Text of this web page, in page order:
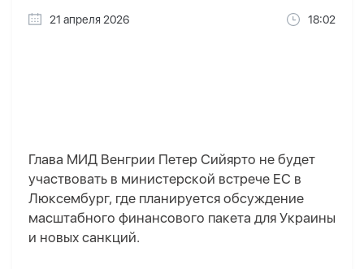
21 апреля 2026 18:02
Глава МИД Венгрии Петер Сийярто не будет
участвовать в министерской встрече ЕС в
Люксембург, где планируется обсуждение
масштабного финансового пакета для Украины
и новых санкций.